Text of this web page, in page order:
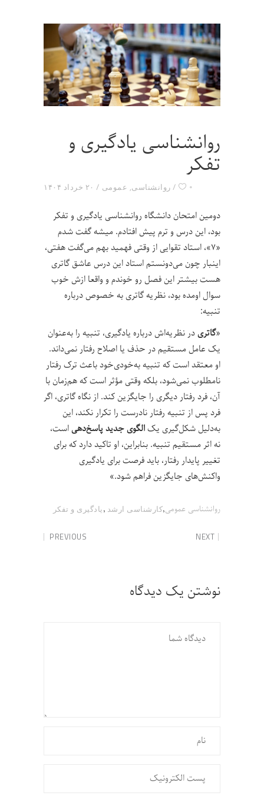
روانشناسی یادگیری و
تفکر
۲۰ خرداد ۱۴۰۴ روانشناسی, عمومی ۰
دومین امتحان دانشگاه روانشناسی یادگیری و تفکر
بود، این درس و ترم پیش افتادم. میشه گفت شدم
«۷»، استاد تقوایی از وقتی فهمید بهم می‌گفت هفتی،
اینبار چون می‌دونستم استاد این درس عاشق گاتری
هست بیشتر این فصل رو خوندم و واقعا ازش خوب
سوال اومده بود، نظریه‌ گاتری به خصوص درباره
تنبیه:
«گاتریدر نظریه‌اش درباره یادگیری، تنبیه را به‌عنوان
یک عامل مستقیم در حذف یا اصلاح رفتار نمی‌داند.
او معتقد است که تنبیه به‌خودی‌خود باعث ترک رفتار
نامطلوب نمی‌شود، بلکه وقتی مؤثر است که هم‌زمان با
آن، فرد رفتار دیگری را جایگزین کند. از نگاه گاتری، اگر
فرد پس از تنبیه رفتار نادرست را تکرار نکند، این
به‌دلیل شکل‌گیری یکالگوی جدید پاسخ‌دهیاست،
نه اثر مستقیم تنبیه. بنابراین، او تاکید دارد که برای
تغییر پایدار رفتار، باید فرصت برای یادگیری
واکنش‌های جایگزین فراهم شود.»
روانشناسی عمومی,کارشناسی ارشد ,یادگیری و تفکر
PREVIOUS NEXT
نوشتن یک دیدگاه